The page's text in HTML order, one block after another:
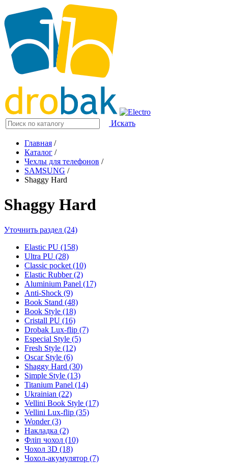
Искать
Главная /
Каталог /
Чехлы для телефонов /
SAMSUNG /
Shaggy Hard
Shaggy Hard
Уточнить раздел (24)
Elastic PU (158)
Ultra PU (28)
Classic pocket (10)
Elastic Rubber (2)
Aluminium Panel (17)
Anti-Shock (9)
Book Stand (48)
Book Style (18)
Cristall PU (16)
Drobak Lux-flip (7)
Especial Style (5)
Fresh Style (12)
Oscar Style (6)
Shaggy Hard (30)
Simple Style (13)
Titanium Panel (14)
Ukrainian (22)
Vellini Book Style (17)
Vellini Lux-flip (35)
Wonder (3)
Накладка (2)
Фліп чохол (10)
Чохол 3D (18)
Чохол-акумулятор (7)